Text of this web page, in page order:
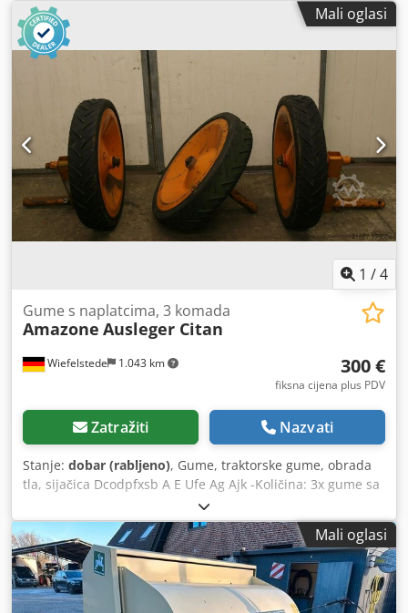
Mali oglasi
1 /4
Wiefelstede 1.043 km
Gume s naplatcima, 3 komada
Amazone Ausleger Citan
300 €
fiksna cijena plus PDV
Zatražiti Nazvati
Stanje: dobar (rabljeno), Gume, traktorske gume, obrada
tla, sijačica Dcodpfxsb A E Ufe Ag Ajk -Količina: 3x gume sa
Amazone sijačice -Veličina gume -Glavčina: Ø 40 mm -
Dimenzije: Ø 750 mm -Ukupna cijena: za 3 gume -Težina:
51 kg/komad
Mali oglasi